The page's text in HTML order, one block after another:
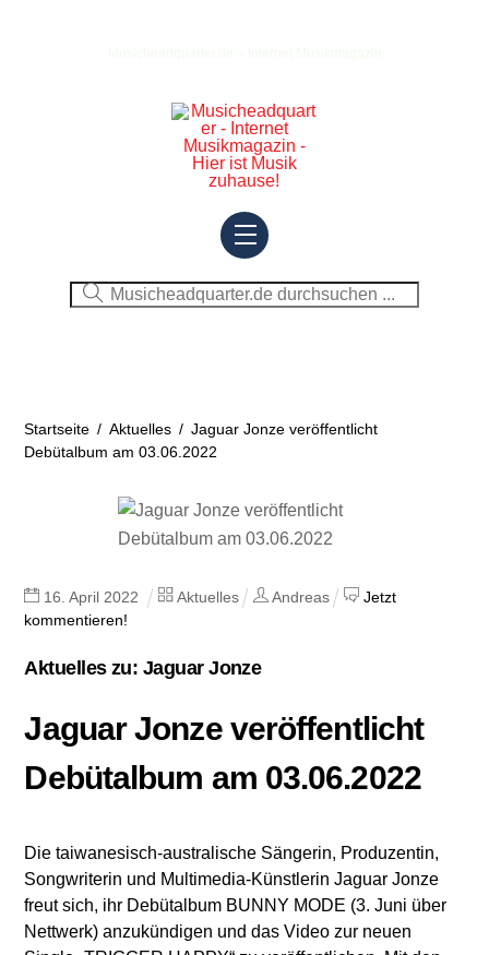
Menu
Startseite / Aktuelles / Jaguar Jonze veröffentlicht
Debütalbum am 03.06.2022
16 .April 2022 Aktuelles Andreas
Jetzt
kommentieren!
Aktuelles zu: Jaguar Jonze
Jaguar Jonze veröffentlicht
Debütalbum am 03.06.2022
Die taiwanesisch-australische Sängerin, Produzentin,
Songwriterin und Multimedia-Künstlerin Jaguar Jonze
freut sich, ihr Debütalbum BUNNY MODE (3. Juni über
Nettwerk) anzukündigen und das Video zur neuen